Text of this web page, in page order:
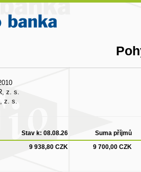
z. s.
z. s.
Stav k: 08.08.26
Suma příjmů
9 938,80 CZK 9 700,00 CZK